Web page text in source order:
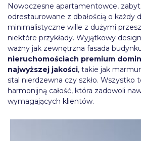
Nowoczesne apartamentowce,
odrestaurowane z dbałością o każdy
minimalistyczne wille z dużymi
niektóre przykłady. Wyjątkowy
ważny jak zewnętrzna fasada
nieruchomościach premium
najwyższej jakości, takie jak
stal nierdzewna czy szkło. Wszystko
harmonijną całość, która zadowoli
wymagających klientów.